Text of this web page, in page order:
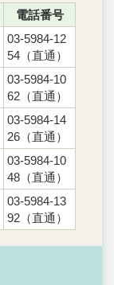
電話番号
03-5984-12
54（直通）
03-5984-10
62（直通）
03-5984-14
26（直通）
03-5984-10
48（直通）
03-5984-13
92（直通）